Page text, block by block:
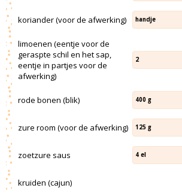
koriander (voor de afwerking) handje
limoenen (eentje voor de
geraspte schil en het sap,
eentje in partjes voor de
afwerking)
2
rode bonen (blik) 400 g
zure room (voor de afwerking) 125 g
zoetzure saus 4 el
kruiden (cajun)